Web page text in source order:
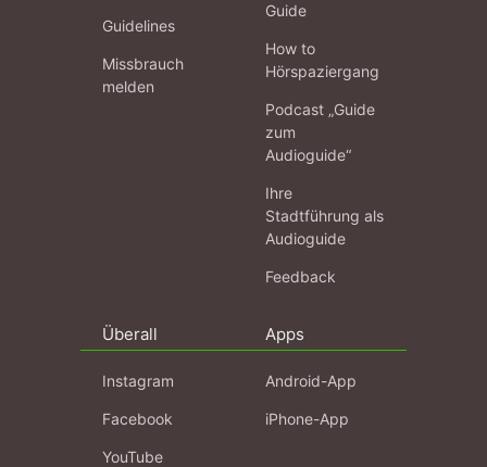
Guidelines
Missbrauch
melden
Guide
How to
Hörspaziergang
Podcast „Guide
zum
Audioguide“
Ihre
Stadtführung als
Audioguide
Feedback
Überall
Instagram
Facebook
YouTube
Apps
Android-App
iPhone-App